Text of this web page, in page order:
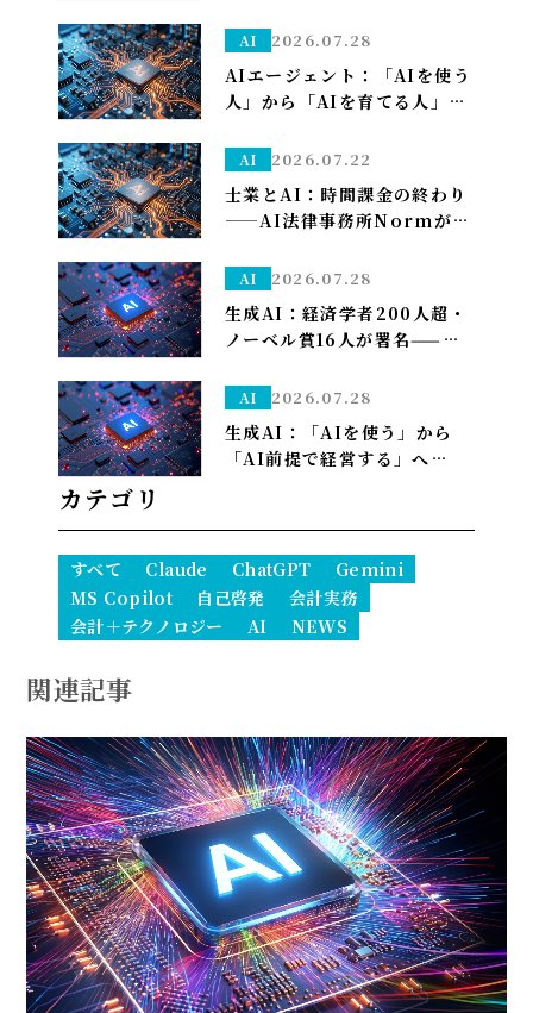
ので改めて使い分けを考え直
Opus、「集める・手を動か
す」はSonnet～
AI 2026.07.28
AIエージェント：「AIを使う
人」から「AIを育てる人」へ
管理部はこう備える
AI 2026.07.22
士業とAI：時間課金の終わり
——AI法律事務所Normがユ
ぐ」への転換
AI 2026.07.28
生成AI：経済学者200人超・
ノーベル賞16人が署名——
AIの雇用喪失リスクに警鐘
AI 2026.07.28
生成AI：「AIを使う」から
「AI前提で経営する」へ——
ル企業も現実に
カテゴリ
すべて Claude ChatGPT
Gemini
MS Copilot
自己啓発
会計実務
会計＋テクノロジー
AI NEWS
関連記事